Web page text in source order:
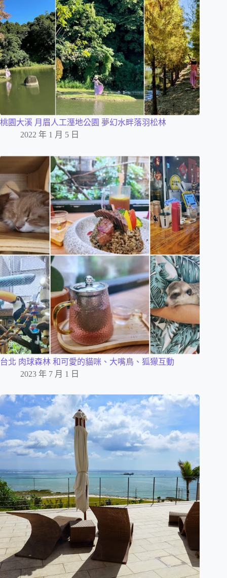
桃園大溪 月眉人工溼地公園 夢幻水畔落羽松林
2022 年 1 月 5 日
台北 肉球森林 和可愛的貓咪、大嘴鳥、狐獴互動
2023 年 7 月 1 日